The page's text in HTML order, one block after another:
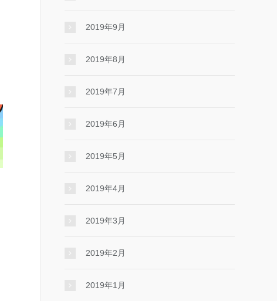
2019年9月
2019年8月
2019年7月
2019年6月
2019年5月
2019年4月
2019年3月
2019年2月
2019年1月